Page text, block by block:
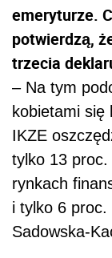
emeryturze.
potwierdzą,
trzecia
– Na tym
kobietami się
IKZE
tylko 13
rynkach
i tylko 6
Sadowska-